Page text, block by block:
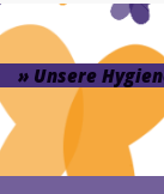
» Unsere